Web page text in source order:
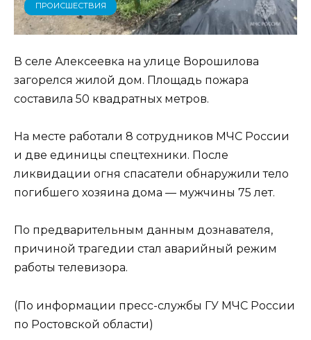
ПРОИСШЕСТВИЯ
В селе Алексеевка на улице Ворошилова
загорелся жилой дом. Площадь пожара
составила 50 квадратных метров.
На месте работали 8 сотрудников МЧС России
и две единицы спецтехники. После
ликвидации огня спасатели обнаружили тело
погибшего хозяина дома — мужчины 75 лет.
По предварительным данным дознавателя,
причиной трагедии стал аварийный режим
работы телевизора.
(По информации пресс-службы ГУ МЧС России
по Ростовской области)